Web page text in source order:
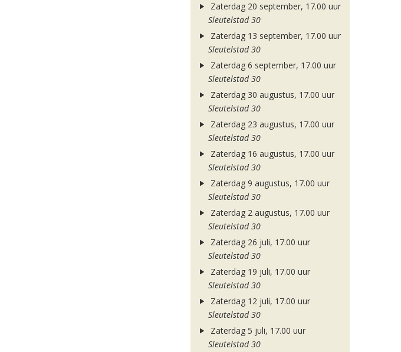
Zaterdag 20 september, 17.00 uur
Sleutelstad 30
Zaterdag 13 september, 17.00 uur
Sleutelstad 30
Zaterdag 6 september, 17.00 uur
Sleutelstad 30
Zaterdag 30 augustus, 17.00 uur
Sleutelstad 30
Zaterdag 23 augustus, 17.00 uur
Sleutelstad 30
Zaterdag 16 augustus, 17.00 uur
Sleutelstad 30
Zaterdag 9 augustus, 17.00 uur
Sleutelstad 30
Zaterdag 2 augustus, 17.00 uur
Sleutelstad 30
Zaterdag 26 juli, 17.00 uur
Sleutelstad 30
Zaterdag 19 juli, 17.00 uur
Sleutelstad 30
Zaterdag 12 juli, 17.00 uur
Sleutelstad 30
Zaterdag 5 juli, 17.00 uur
Sleutelstad 30